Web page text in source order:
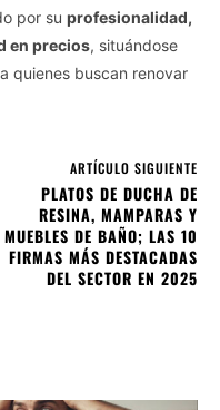
por su profesionalidad,
en precios, situándose
quienes buscan renovar
ARTÍCULO SIGUIENTE
PLATOS DE DUCHA DE
RESINA, MAMPARAS Y
MUEBLES DE BAÑO; LAS 10
FIRMAS MÁS DESTACADAS
DEL SECTOR EN 2025